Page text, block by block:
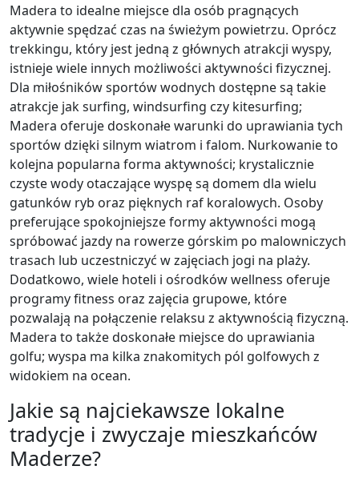
Madera to idealne miejsce dla osób pragnących
aktywnie spędzać czas na świeżym powietrzu. Oprócz
trekkingu, który jest jedną z głównych atrakcji wyspy,
istnieje wiele innych możliwości aktywności fizycznej.
Dla miłośników sportów wodnych dostępne są takie
atrakcje jak surfing, windsurfing czy kitesurfing;
Madera oferuje doskonałe warunki do uprawiania tych
sportów dzięki silnym wiatrom i falom. Nurkowanie to
kolejna popularna forma aktywności; krystalicznie
czyste wody otaczające wyspę są domem dla wielu
gatunków ryb oraz pięknych raf koralowych. Osoby
preferujące spokojniejsze formy aktywności mogą
spróbować jazdy na rowerze górskim po malowniczych
trasach lub uczestniczyć w zajęciach jogi na plaży.
Dodatkowo, wiele hoteli i ośrodków wellness oferuje
programy fitness oraz zajęcia grupowe, które
pozwalają na połączenie relaksu z aktywnością fizyczną.
Madera to także doskonałe miejsce do uprawiania
golfu; wyspa ma kilka znakomitych pól golfowych z
widokiem na ocean.
Jakie są najciekawsze lokalne
tradycje i zwyczaje mieszkańców
Maderze?